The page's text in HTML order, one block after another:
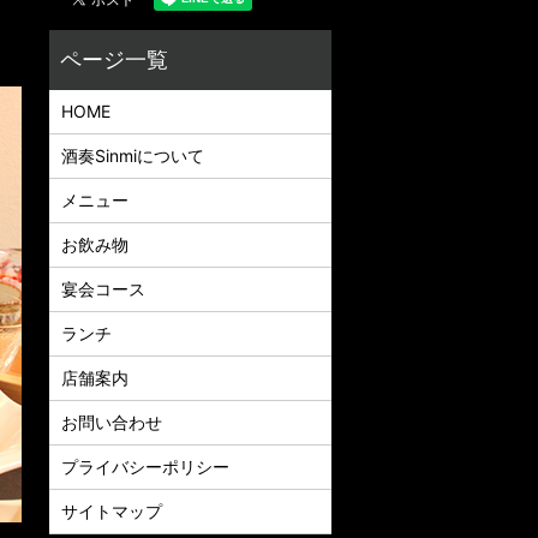
HOME
酒奏Sinmiについて
メニュー
お飲み物
宴会コース
ランチ
店舗案内
お問い合わせ
プライバシーポリシー
サイトマップ